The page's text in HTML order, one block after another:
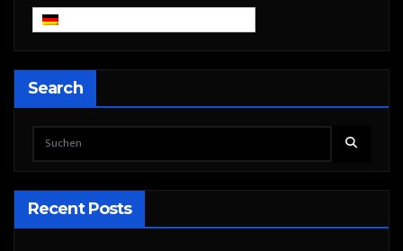
Search
Recent Posts